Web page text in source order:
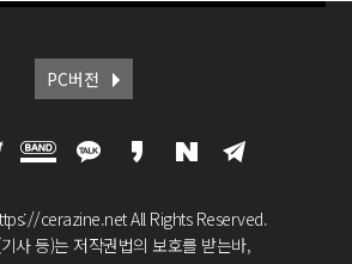
PC버전
cerazine.net All Rights Reserved.
사 등)는 저작권법의 보호를 받는바,